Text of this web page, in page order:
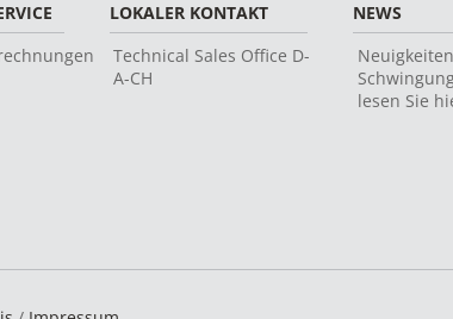
LOKALER KONTAKT
Technical Sales Office D-
A-CH
NEWS
lesen Sie